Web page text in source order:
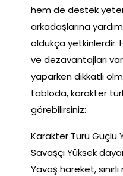
hem de destek
arkadaşlarına
oldukça yetkinlerdir.
ve dezavantajları
yaparken dikkatli
tabloda, karakter
görebilirsiniz:
Karakter Türü Güçlü
Savaşçı Yüksek
Yavaş hareket,